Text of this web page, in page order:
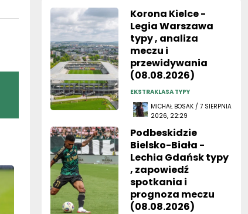
Korona Kielce -
Legia Warszawa
typy , analiza
meczu i
przewidywania
(08.08.2026)
EKSTRAKLASA TYPY
MICHAŁ BOSAK / 7 SIERPNIA
2026, 22:29
Podbeskidzie
Bielsko-Biała -
Lechia Gdańsk typy
, zapowiedź
spotkania i
prognoza meczu
(08.08.2026)